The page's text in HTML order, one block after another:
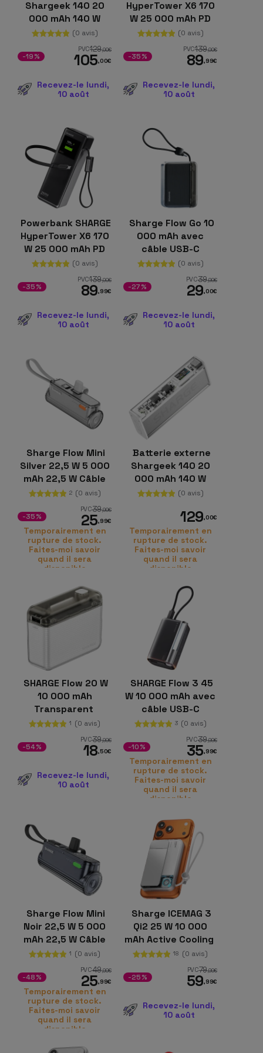
Shargeek 140 20
000 mAh 140 W
USB-C et USB-A PD
3.0 / QC 3.0 Noir
(0 avis)
PVC129,00€
105,00€
-19%
Recevez-le lundi,
10 août
HyperTower X6 170
W 25 000 mAh PD
3.1 avec câbles
intégrés, Blanc
(0 avis)
PVC139,00€
89,99€
-35%
Recevez-le lundi,
10 août
Powerbank SHARGE
HyperTower X6 170
W 25 000 mAh PD
3.1 avec câbles
intégrés, Noir
(0 avis)
PVC139,00€
89,99€
-35%
Recevez-le lundi,
10 août
Sharge Flow Go 10
000 mAh avec
câble USB-C
intégré(0 avis)
PVC39,99€
29,00€
-27%
Recevez-le lundi,
10 août
Sharge Flow Mini
Silver 22,5 W 5 000
mAh 22,5 W Câble
USB-C intégré
2 (0 avis)
PVC39,99€
25,99€
-35%
Temporairement en
rupture de stock.
Faites-moi savoir
quand il sera
disponible
Batterie externe
Shargeek 140 20
000 mAh 140 W
USB-C et USB-A PD
(0 avis)
129,00€
Temporairement en
rupture de stock.
Faites-moi savoir
quand il sera
disponible
SHARGE Flow 20 W
10 000 mAh
Transparent
1 (0 avis)
PVC39,99€
18,50€
-54%
Recevez-le lundi,
10 août
SHARGE Flow 3 45
W 10 000 mAh avec
câble USB-C
intégré
3 (0 avis)
PVC39,99€
35,99€
-10%
Temporairement en
rupture de stock.
Faites-moi savoir
quand il sera
disponible
Sharge Flow Mini
Noir 22,5 W 5 000
mAh 22,5 W Câble
USB-C intégré
1 (0 avis)
PVC49,99€
25,99€
-48%
Temporairement en
rupture de stock.
Faites-moi savoir
quand il sera
disponible
Sharge ICEMAG 3
Qi2 25 W 10 000
mAh Active Cooling
18 (0 avis)
PVC79,99€
59,99€
-25%
Recevez-le lundi,
10 août